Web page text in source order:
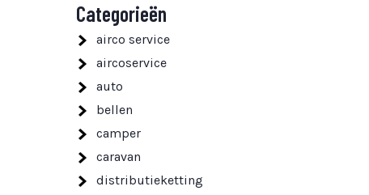
Categorieën
airco service
aircoservice
auto
bellen
camper
caravan
distributieketting